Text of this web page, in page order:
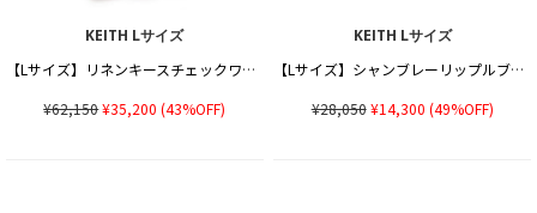
KEITH Lサイズ
【Lサイズ】リネンキースチェックワンピース
¥62,150¥35,200 (43%OFF)
KEITH Lサイズ
【Lサイズ】シャンブレーリップルブラウス
¥28,050¥14,300 (49%OFF)